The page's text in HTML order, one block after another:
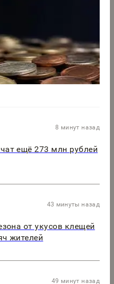
8 минут назад
ещё 273 млн рублей
43 минуты назад
от укусов клещей
жителей
49 минут назад